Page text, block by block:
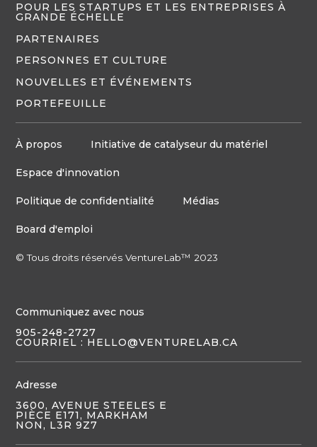
POUR LES STARTUPS ET LES ENTREPRISES À
GRANDE ÉCHELLE
PARTENAIRES
PERSONNES ET CULTURE
NOUVELLES ET ÉVÉNEMENTS
PORTEFEUILLE
À propos Initiative de catalyseur du matériel
Espace d'innovation
Politique de confidentialité Médias
Board d'emploi
© Tous droits réservés VentureLab™ 2023
Communiquez avec nous
905-248-2727
COURRIEL : HELLO@VENTURELAB.CA
Adresse
3600, AVENUE STEELES E
PIÈCE E171, MARKHAM
NON, L3R 9Z7